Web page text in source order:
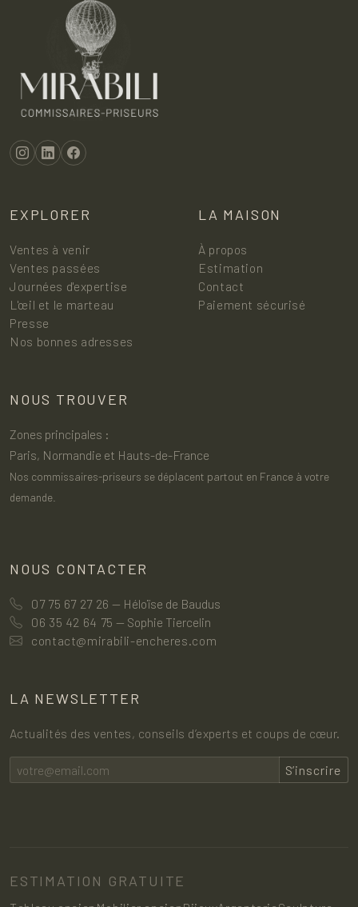
EXPLORER
Ventes à venir
Ventes passées
Journées d'expertise
L'œil et le marteau
Presse
Nos bonnes adresses
LA MAISON
À propos
Estimation
Contact
Paiement sécurisé
NOUS TROUVER
Zones principales :
Paris, Normandie et Hauts-de-France
Nos commissaires-priseurs se déplacent partout en France à votre
demande.
NOUS CONTACTER
07 75 67 27 26 — Héloïse de Baudus
06 35 42 64 75 — Sophie Tiercelin
contact@mirabili-encheres.com
LA NEWSLETTER
Actualités des ventes, conseils d’experts et coups de cœur.
S’inscrire
ESTIMATION GRATUITE